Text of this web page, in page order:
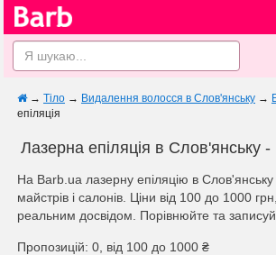
→ Тіло → Видалення волосся в Слов'янську →
епіляція
Лазерна епіляція в Слов'янську -
На Barb.ua лазерну епіляцію в
майстрів i салонів. Ціни від 100 до 1000 грн,
реальним досвідом. Порівнюйте та
Пропозицій: 0, від 100 до 1000 ₴